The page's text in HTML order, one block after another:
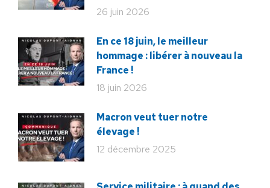
26 juin 2026
En ce 18 juin, le meilleur
hommage : libérer à nouveau la
France !
18 juin 2026
Macron veut tuer notre
élevage !
12 décembre 2025